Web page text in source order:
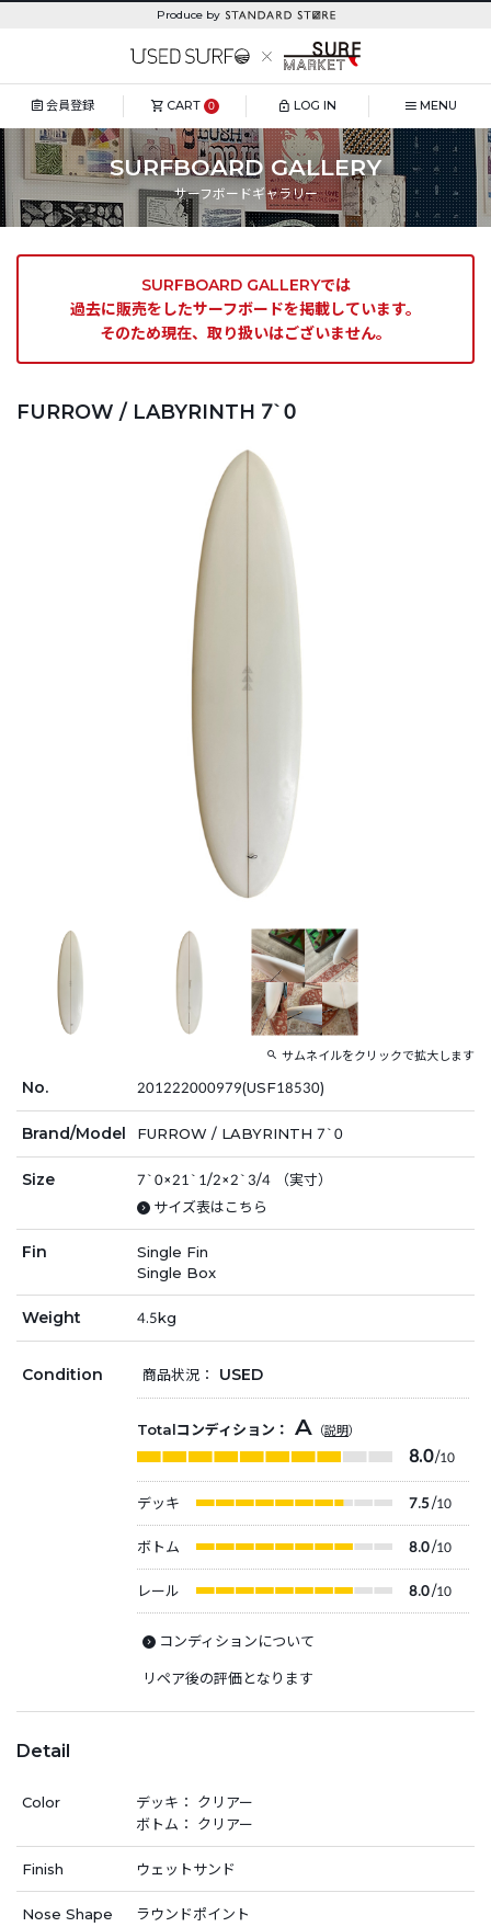
Produce by
会員登録 CART 0 LOG IN MENU
SURFBOARD GALLERY
サーフボードギャラリー
SURFBOARD GALLERYでは
過去に販売をしたサーフボードを掲載しています。
そのため現在、取り扱いはございません。
FURROW / LABYRINTH 7`0
サムネイルをクリックで拡大します
No. 201222000979(USF18530)
Brand/Model FURROW / LABYRINTH 7`0
Size
7`0×21`1/2×2`3/4 （実寸）
サイズ表はこちら
Fin
Single Fin
Single Box
Weight 4.5kg
Condition 商品状況： USED
Totalコンディション： A （説明）
8.0/10
デッキ 7.5/10
ボトム 8.0/10
レール 8.0/10
コンディションについて
リペア後の評価となります
Detail
Color
デッキ： クリアー
ボトム： クリアー
Finish ウェットサンド
Nose Shape ラウンドポイント